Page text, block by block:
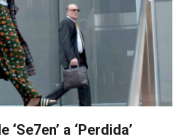
a ‘Perdida’